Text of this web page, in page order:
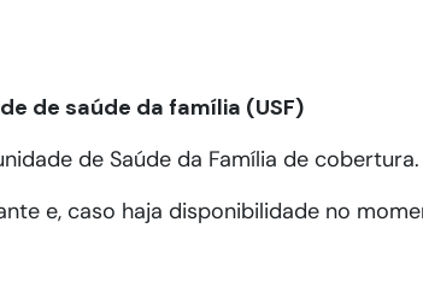
de saúde da família (USF)
de Saúde da Família de cobertura.
e, caso haja disponibilidade no